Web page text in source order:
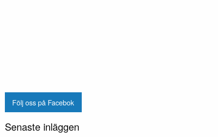
Följ oss på Facebok
Senaste inläggen